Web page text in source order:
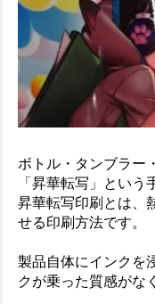
ボトル・タンブラー
「昇華転写」という
昇華転写印刷とは、
せる印刷方法です。
製品自体にインクを
クが乗った質感がな